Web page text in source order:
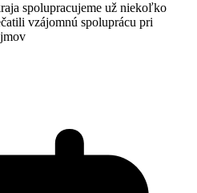
spolupracujeme už niekoľko
vzájomnú spoluprácu pri